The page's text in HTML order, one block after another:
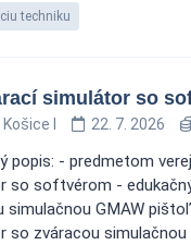
techniku
simulátor so
I 22. 7. 2026
popis: - predmetom
so softvérom -
simulačnou GMAW
so zváracou simulačnou